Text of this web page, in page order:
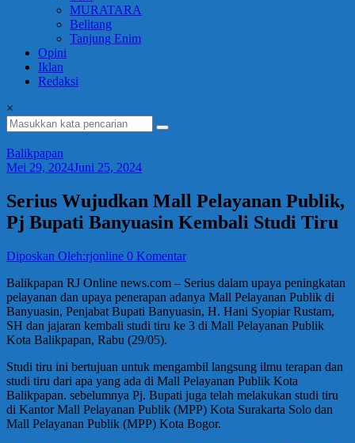
MURATARA
Belitang
Tanjung Enim
Opini
Iklan
Redaksi
×
Balikpapan
Mei 29, 2024Juni 25, 2024
Serius Wujudkan Mall Pelayanan Publik,
Pj Bupati Banyuasin Kembali Studi Tiru
Diposkan Oleh:rjonline 0 Komentar
Balikpapan RJ Online news.com – Serius dalam upaya peningkatan
pelayanan dan upaya penerapan adanya Mall Pelayanan Publik di
Banyuasin, Penjabat Bupati Banyuasin, H. Hani Syopiar Rustam,
SH dan jajaran kembali studi tiru ke 3 di Mall Pelayanan Publik
Kota Balikpapan, Rabu (29/05).
Studi tiru ini bertujuan untuk mengambil langsung ilmu terapan dan
studi tiru dari apa yang ada di Mall Pelayanan Publik Kota
Balikpapan. sebelumnya Pj. Bupati juga telah melakukan studi tiru
di Kantor Mall Pelayanan Publik (MPP) Kota Surakarta Solo dan
Mall Pelayanan Publik (MPP) Kota Bogor.